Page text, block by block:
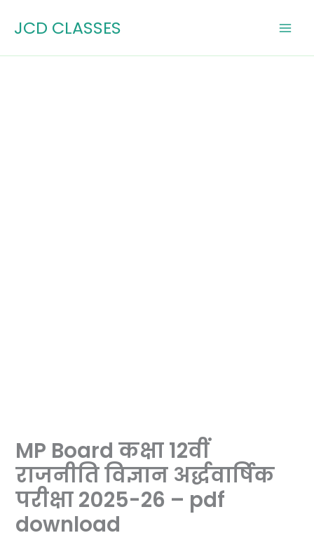
JCD CLASSES
MP Board कक्षा 12वीं
राजनीति विज्ञान अर्द्धवार्षिक
परीक्षा 2025-26 – pdf
download